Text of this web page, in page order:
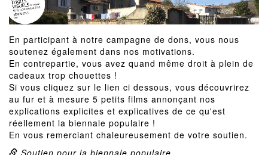
En participant à notre campagne de dons, vous nous
soutenez également dans nos motivations.
En contrepartie, vous avez quand même droit à plein de
cadeaux trop chouettes !
Si vous cliquez sur le lien ci dessous, vous découvrirez
au fur et à mesure 5 petits films annonçant nos
explications explicites et explicatives de ce qu'est
réellement la biennale populaire !
En vous remerciant chaleureusement de votre soutien.
Soutien pour la biennale populaire